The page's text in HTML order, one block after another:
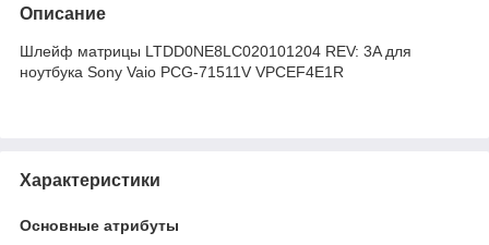
Описание
Шлейф матрицы LTDD0NE8LC020101204 REV: 3A для
ноутбука Sony Vaio PCG-71511V VPCEF4E1R
Характеристики
Основные атрибуты